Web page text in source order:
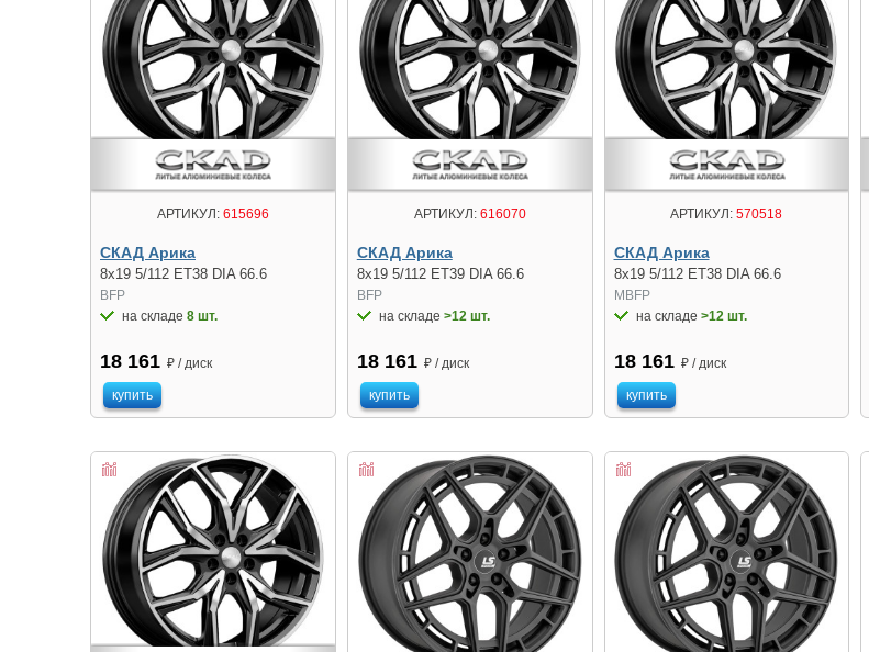
АРТИКУЛ:615696
СКАД Арика
8x19 5/112 ET38 DIA 66.6
BFP
на складе 8 шт.
18 161 ₽ / диск
купить
АРТИКУЛ:616070
СКАД Арика
8x19 5/112 ET39 DIA 66.6
BFP
на складе >12 шт.
18 161 ₽ / диск
купить
АРТИКУЛ: 570518
СКАД Арика
8x19 5/112 ET38 DIA 66.6
MBFP
на складе >12 шт.
18 161 ₽ / диск
купить